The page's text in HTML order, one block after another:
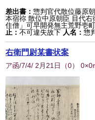
差出書：惣判官代散位藤原
本宿祢 散位中原朝臣 目代右
住僧」可早開発無主荒野壱
止：不可違失故下 人名：惣
右衛門尉某書状案
ア函/7/4/ 2月21日 （0）